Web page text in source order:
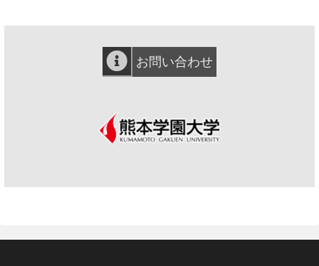
お問い合わせ